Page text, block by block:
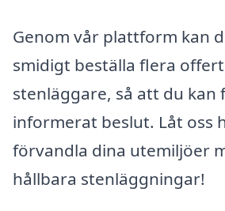
Genom vår plattform kan
smidigt beställa flera
stenläggare, så att du kan
informerat beslut. Låt oss
förvandla dina utemiljöer
hållbara stenläggningar!